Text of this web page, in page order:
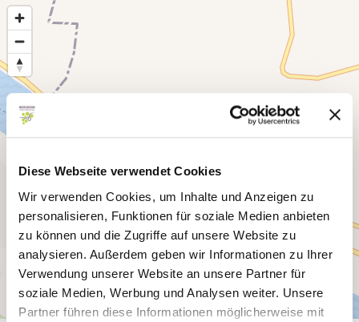
Diese Webseite verwendet Cookies
Wir verwenden Cookies, um Inhalte und Anzeigen zu
personalisieren, Funktionen für soziale Medien anbieten
zu können und die Zugriffe auf unsere Website zu
analysieren. Außerdem geben wir Informationen zu Ihrer
Verwendung unserer Website an unsere Partner für
soziale Medien, Werbung und Analysen weiter. Unsere
Partner führen diese Informationen möglicherweise mit